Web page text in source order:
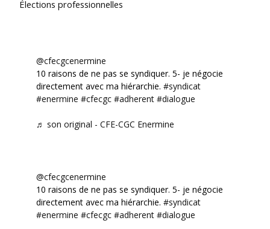
Élections professionnelles
@cfecgcenermine
10 raisons de ne pas se syndiquer. 5- je négocie
directement avec ma hiérarchie. #syndicat
#enermine #cfecgc #adherent #dialogue
♬ son original - CFE-CGC Enermine
@cfecgcenermine
10 raisons de ne pas se syndiquer. 5- je négocie
directement avec ma hiérarchie. #syndicat
#enermine #cfecgc #adherent #dialogue